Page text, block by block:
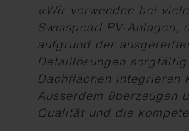
«Wir verwenden bei
Swisspearl PV-Anlagen,
aufgrund der
Detaillösungen
Dachflächen integrieren
Ausserdem überzeugen
Qualität und die